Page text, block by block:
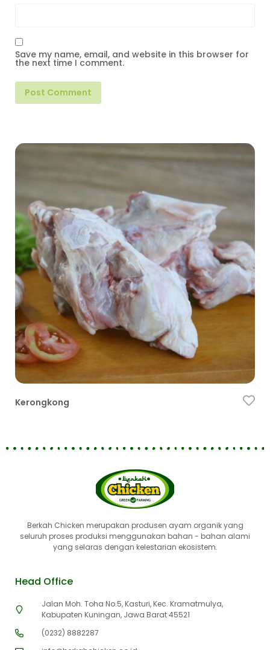
Save my name, email, and website in this browser for
the next time I comment.
Kerongkong
Berkah Chicken merupakan produsen ayam organik yang
seluruh proses produksi menggunakan bahan - bahan alami
yang selaras dengan kelestarian ekosistem.
Head Office
Jalan Moh. Toha No.5, Kasturi, Kec. Kramatmulya,
Kabupaten Kuningan, Jawa Barat 45521
(0232) 8882287